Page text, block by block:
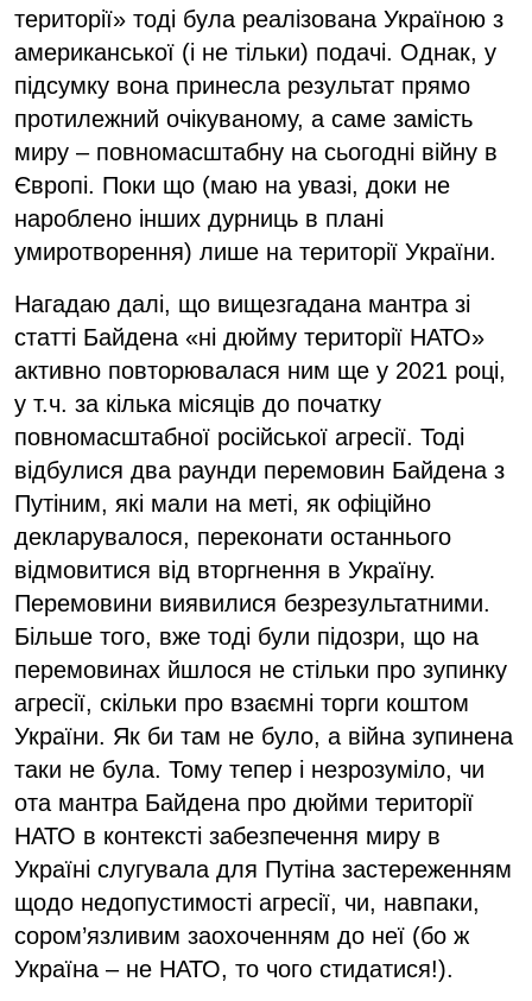
території» тоді була реалізована Україною з
американської (і не тільки) подачі. Однак, у
підсумку вона принесла результат прямо
протилежний очікуваному, а саме замість
миру – повномасштабну на сьогодні війну в
Європі. Поки що (маю на увазі, доки не
нароблено інших дурниць в плані
умиротворення) лише на території України.
Нагадаю далі, що вищезгадана мантра зі
статті Байдена «ні дюйму території НАТО»
активно повторювалася ним ще у 2021 році,
у т.ч. за кілька місяців до початку
повномасштабної російської агресії. Тоді
відбулися два раунди перемовин Байдена з
Путіним, які мали на меті, як офіційно
декларувалося, переконати останнього
відмовитися від вторгнення в Україну.
Перемовини виявилися безрезультатними.
Більше того, вже тоді були підозри, що на
перемовинах йшлося не стільки про зупинку
агресії, скільки про взаємні торги коштом
України. Як би там не було, а війна зупинена
таки не була. Тому тепер і незрозуміло, чи
ота мантра Байдена про дюйми території
НАТО в контексті забезпечення миру в
Україні слугувала для Путіна застереженням
щодо недопустимості агресії, чи, навпаки,
сором’язливим заохоченням до неї (бо ж
Україна – не НАТО, то чого стидатися!).